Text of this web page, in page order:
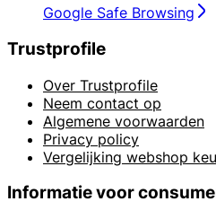
Google Safe Browsing
Trustprofile
Over Trustprofile
Neem contact op
Algemene voorwaarden
Privacy policy
Vergelijking webshop
Informatie voor